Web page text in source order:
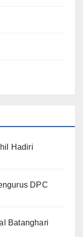
Hadiri
DPC
Batanghari